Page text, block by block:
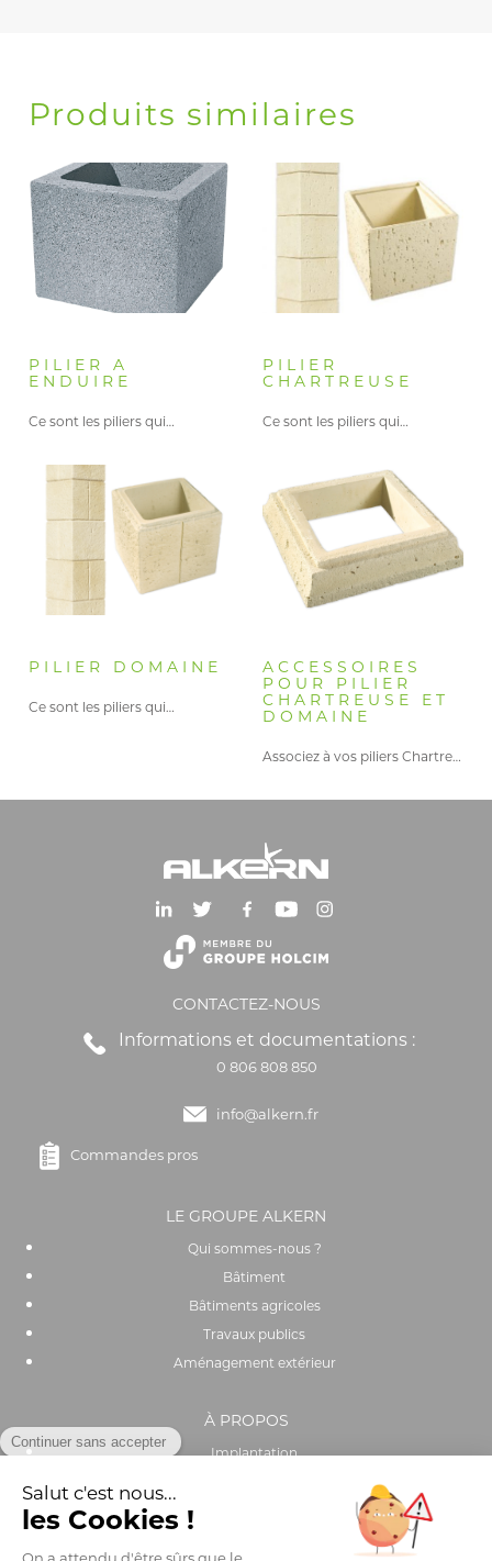
Produits similaires
PILIER A
ENDUIRE
Ce sont les piliers qui…
PILIER
CHARTREUSE
Ce sont les piliers qui…
PILIER DOMAINE
Ce sont les piliers qui…
ACCESSOIRES
POUR PILIER
CHARTREUSE ET
DOMAINE
Associez à vos piliers Chartreuse…
CONTACTEZ-NOUS
Informations et documentations :
0 806 808 850
info@alkern.fr
Commandes pros
LE GROUPE ALKERN
Qui sommes-nous ?
Bâtiment
Bâtiments agricoles
Travaux publics
Aménagement extérieur
À PROPOS
Implantation
Performance environnementale et sociale